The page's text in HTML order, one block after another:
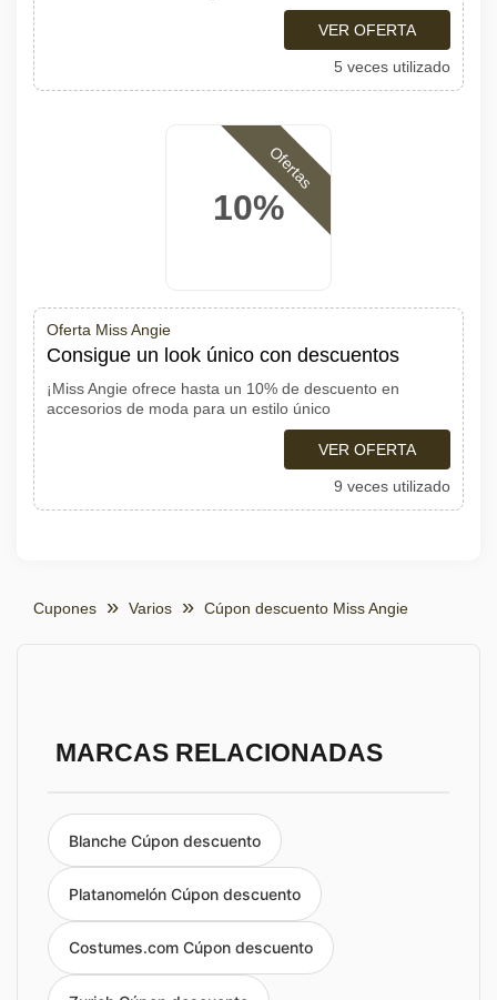
VER OFERTA
5 veces utilizado
10%
Ofertas
Oferta Miss Angie
Consigue un look único con descuentos
¡Miss Angie ofrece hasta un 10% de descuento en
accesorios de moda para un estilo único
VER OFERTA
9 veces utilizado
Cupones Varios Cúpon descuento Miss Angie
MARCAS RELACIONADAS
Blanche Cúpon descuento
Platanomelón Cúpon descuento
Costumes.com Cúpon descuento